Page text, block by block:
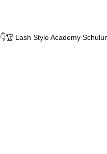
👇🏆 Lash Style Academy